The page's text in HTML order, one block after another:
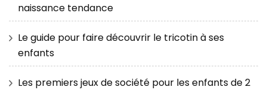
naissance tendance
Le guide pour faire découvrir le tricotin à ses
enfants
Les premiers jeux de société pour les enfants de 2